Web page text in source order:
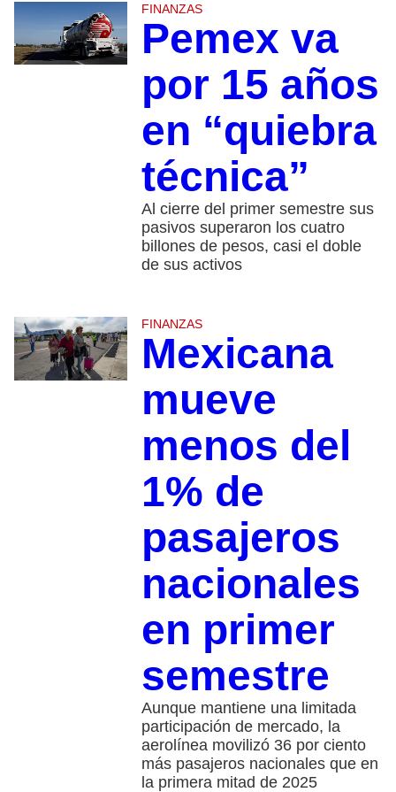
FINANZAS
Pemex va
por 15 años
en “quiebra
técnica”
Al cierre del primer semestre sus
pasivos superaron los cuatro
billones de pesos, casi el doble
de sus activos
FINANZAS
Mexicana
mueve
menos del
1% de
pasajeros
nacionales
en primer
semestre
Aunque mantiene una limitada
participación de mercado, la
aerolínea movilizó 36 por ciento
más pasajeros nacionales que en
la primera mitad de 2025